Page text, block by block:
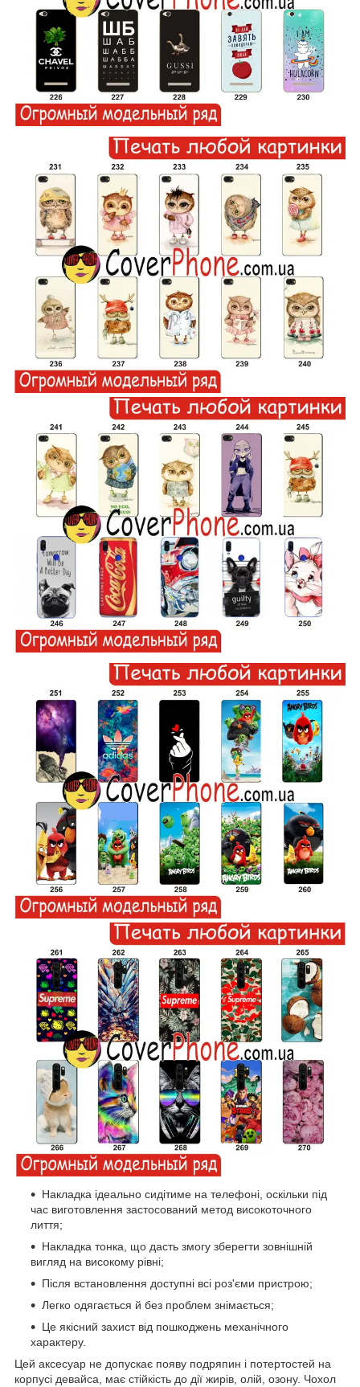
Накладка ідеально сидітиме на телефоні, оскільки під
час виготовлення застосований метод високоточного
лиття;
Накладка тонка, що дасть змогу зберегти зовнішній
вигляд на високому рівні;
Після встановлення доступні всі роз'єми пристрою;
Легко одягається й без проблем знімається;
Це якісний захист від пошкоджень механічного
характеру.
Цей аксесуар не допускає появу подряпин і потертостей на
корпусі девайса, має стійкість до дії жирів, олій, озону. Чохол